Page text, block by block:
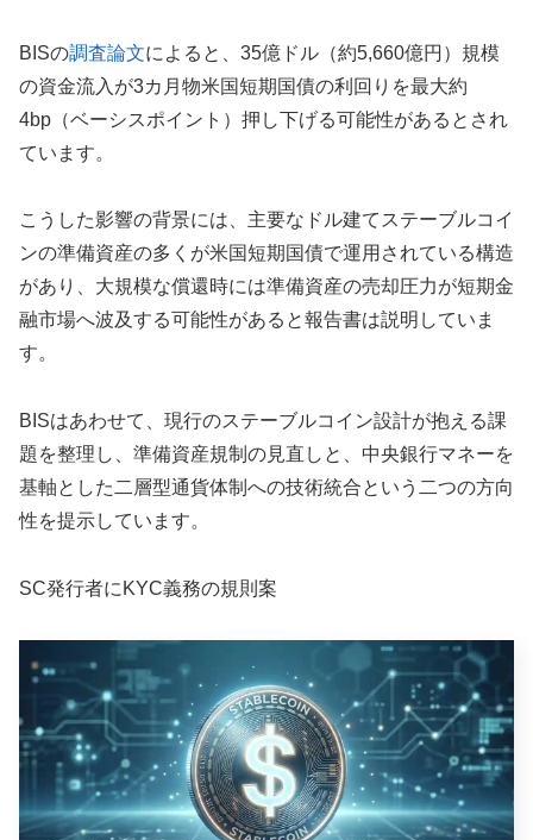
BISの調査論文によると、35億ドル（約5,660億円）規模
の資金流入が3カ月物米国短期国債の利回りを最大約
4bp（ベーシスポイント）押し下げる可能性があるとされ
ています。
こうした影響の背景には、主要なドル建てステーブルコイ
ンの準備資産の多くが米国短期国債で運用されている構造
があり、大規模な償還時には準備資産の売却圧力が短期金
融市場へ波及する可能性があると報告書は説明していま
す。
BISはあわせて、現行のステーブルコイン設計が抱える課
題を整理し、準備資産規制の見直しと、中央銀行マネーを
基軸とした二層型通貨体制への技術統合という二つの方向
性を提示しています。
SC発行者にKYC義務の規則案